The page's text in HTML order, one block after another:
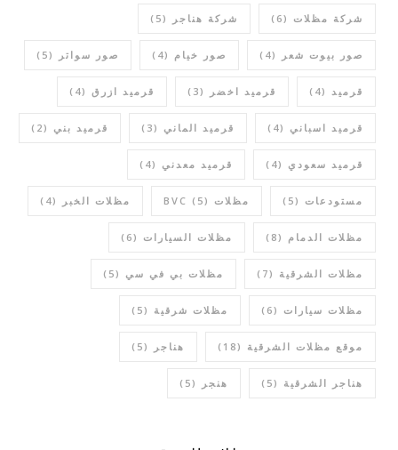
شركة مظلات (6) شركة هناجر (5)
صور بيوت شعر (4) صور خيام (4) صور سواتر (5)
قرميد (4) قرميد اخضر (3) قرميد ازرق (4)
قرميد اسباني (4) قرميد الماني (3) قرميد بني (2)
قرميد سعودي (4) قرميد معدني (4)
مستودعات (5) مظلات BVC (5) مظلات الخبر (4)
مظلات الدمام (8) مظلات السيارات (6)
مظلات الشرقية (7) مظلات بي في سي (5)
مظلات سيارات (6) مظلات شرقية (5)
موقع مظلات الشرقية (18) هناجر (5)
هناجر الشرقية (5) هنجر (5)